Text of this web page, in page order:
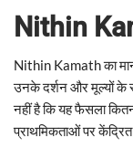
Nithin
Nithin Kamath का
उनके दर्शन और मूल्यों के
नहीं है कि यह फैसला
प्राथमिकताओं पर